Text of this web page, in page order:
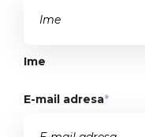
Ime
E-mail adresa*